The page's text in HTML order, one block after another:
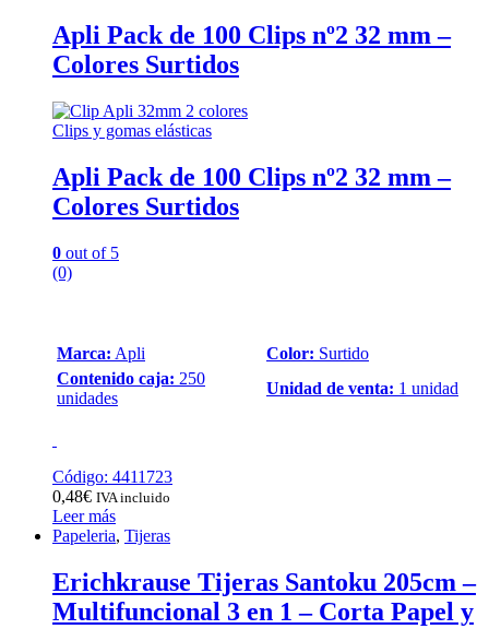
Apli Pack de 100 Clips nº2 32 mm –
Colores Surtidos
Clips y gomas elásticas
Apli Pack de 100 Clips nº2 32 mm –
Colores Surtidos
0 out of 5
(0)
Marca: Apli Color: Surtido
Contenido caja: 250
unidades
Unidad de venta: 1 unidad
Código: 4411723
0,48€ IVA incluido
Leer más
Papeleria, Tijeras
Erichkrause Tijeras Santoku 205cm –
Multifuncional 3 en 1 – Corta Papel y